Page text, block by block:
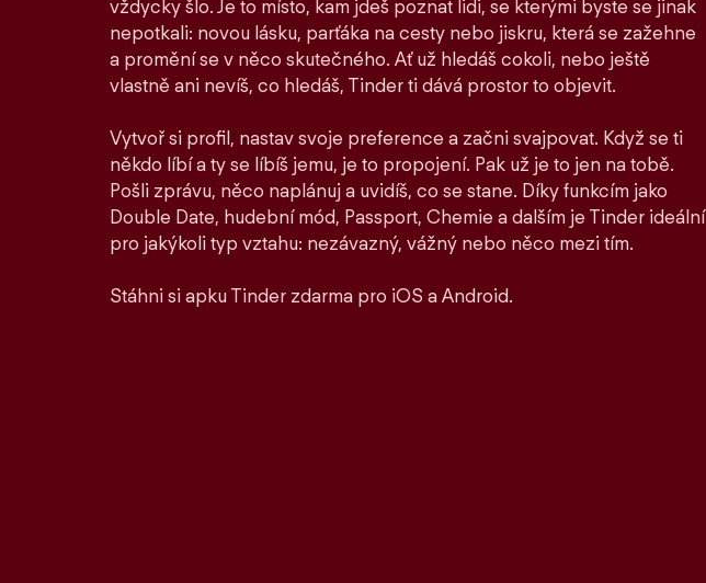
vždycky šlo. Je to místo, kam jdeš poznat lidi, se kterými byste se jinak
nepotkali: novou lásku, parťáka na cesty nebo jiskru, která se zažehne
a promění se v něco skutečného. Ať už hledáš cokoli, nebo ještě
vlastně ani nevíš, co hledáš, Tinder ti dává prostor to objevit.
Vytvoř si profil, nastav svoje preference a začni svajpovat. Když se ti
někdo líbí a ty se líbíš jemu, je to propojení. Pak už je to jen na tobě.
Pošli zprávu, něco naplánuj a uvidíš, co se stane. Díky funkcím jako
Double Date, hudební mód, Passport, Chemie a dalším je Tinder ideální
pro jakýkoli typ vztahu: nezávazný, vážný nebo něco mezi tím.
Stáhni si apku Tinder zdarma pro iOS a Android.